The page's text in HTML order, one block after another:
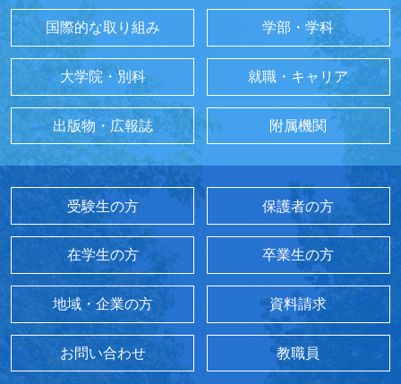
国際的な取り組み 学部・学科
大学院・別科 就職・キャリア
出版物・広報誌 附属機関
受験生の方 保護者の方
在学生の方 卒業生の方
地域・企業の方 資料請求
お問い合わせ 教職員